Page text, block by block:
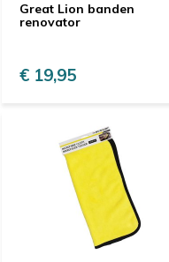
Great Lion banden
renovator
€ 19,95